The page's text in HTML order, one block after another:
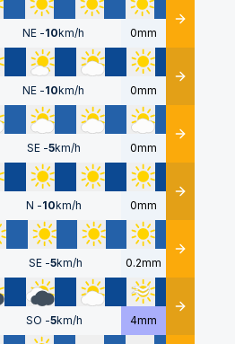
NE -10km/h 0mm Détails
NE -10km/h 0mm Détails
SE -5km/h 0mm Détails
N -10km/h 0mm Détails
SE -5km/h 0.2mm Détails
SO -5km/h 4mm Détails